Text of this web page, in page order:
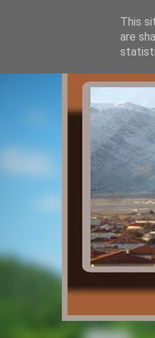
This
are